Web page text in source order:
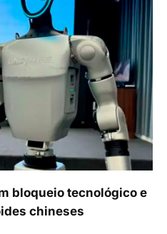
bloqueio tecnológico e
chineses